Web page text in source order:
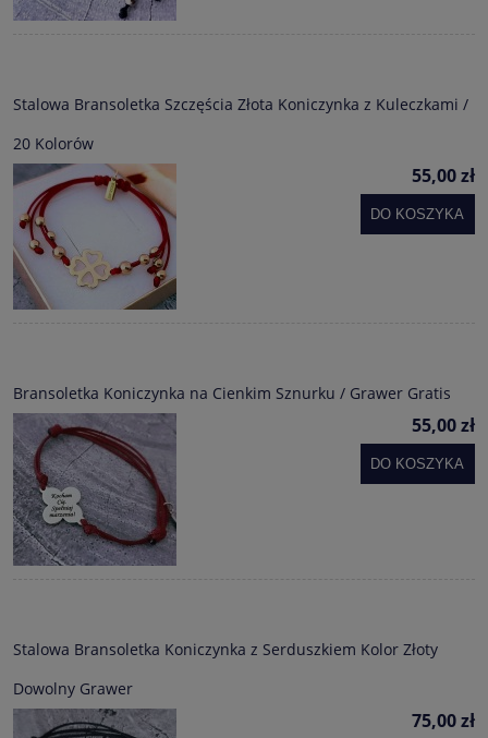
Stalowa Bransoletka Szczęścia Złota Koniczynka z Kuleczkami /
20 Kolorów
55,00 zł
DO KOSZYKA
Bransoletka Koniczynka na Cienkim Sznurku / Grawer Gratis
55,00 zł
DO KOSZYKA
Stalowa Bransoletka Koniczynka z Serduszkiem Kolor Złoty
Dowolny Grawer
75,00 zł